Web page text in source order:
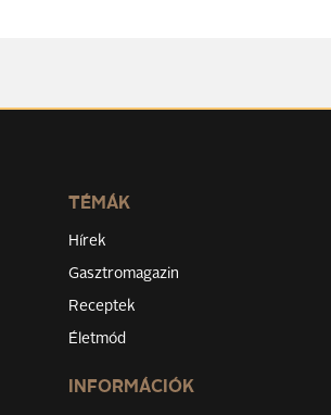
TÉMÁK
Hírek
Gasztromagazin
Receptek
Életmód
INFORMÁCIÓK